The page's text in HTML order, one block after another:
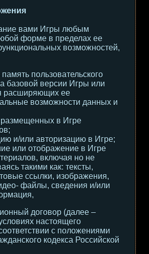
вами Игры любым
форме в пределах ее
возможностей,
память пользовательского
базовой версии Игры или
расширяющих ее
возможности данных и
в Игре
и/или авторизацию в Игре;
или отображение в Игре
включая но не
такими как: тексты,
ссылки, изображения,
файлы, сведения и/или
договор (далее –
настоящего
с положениями
кодекса Российской